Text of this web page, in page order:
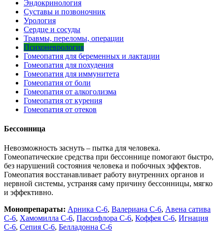
Эндокринология
Суставы и позвоночник
Урология
Сердце и сосуды
Травмы, переломы, операции
Психоневрология
Гомеопатия для беременных и лактации
Гомеопатия для похудения
Гомеопатия для иммунитета
Гомеопатия от боли
Гомеопатия от алкоголизма
Гомеопатия от курения
Гомеопатия от отеков
Бессонница
Невозможность заснуть – пытка для человека.
Гомеопатические средства при бессоннице помогают быстро,
без нарушений состояния человека и побочных эффектов.
Гомеопатия восстанавливает работу внутренних органов и
нервной системы, устраняя саму причину бессонницы, мягко
и эффективно.
Монопрепараты: Арника С-6, Валериана С-6, Авена сатива
С-6, Хамомилла С-6, Пассифлора С-6, Коффея С-6, Игнация
С-6, Сепия С-6, Белладонна С-6